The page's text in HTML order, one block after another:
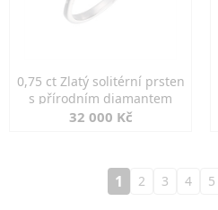
0,75 ct Zlatý solitérní prsten
s přírodním diamantem
32 000 Kč
1 2 3 4 5